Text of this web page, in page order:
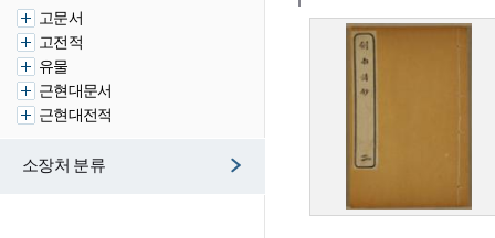
고문서
고전적
유물
근현대문서
근현대전적
소장처 분류